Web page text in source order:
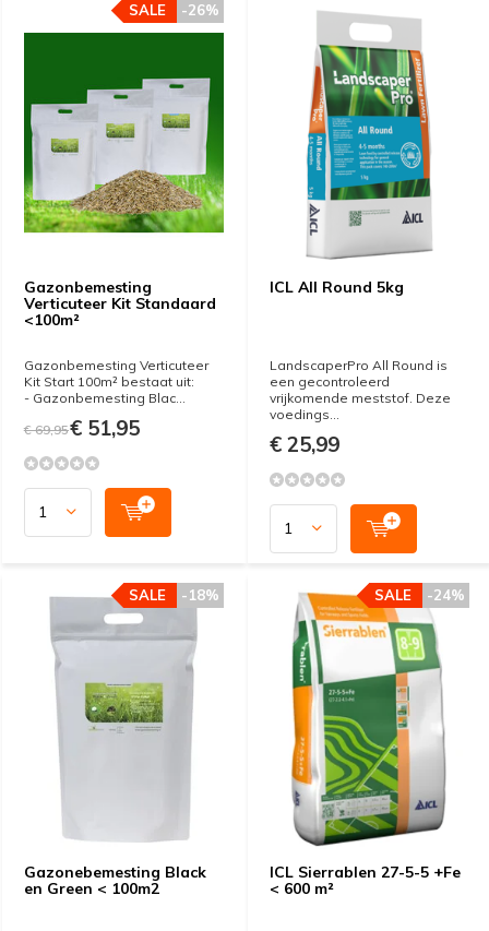
Gazonbemesting
Verticuteer Kit Standaard
<100m²
-26%
SALE
Gazonbemesting Verticuteer
Kit Start 100m² bestaat uit:
- Gazonbemesting Blac...
€ 69,95€ 51,95
ICL All Round 5kg
LandscaperPro All Round is
een gecontroleerd
vrijkomende meststof. Deze
voedings...
€ 25,99
Gazonebemesting Black
en Green < 100m2
-18%
SALE
ICL Sierrablen 27-5-5 +Fe
< 600 m²
-24%
SALE